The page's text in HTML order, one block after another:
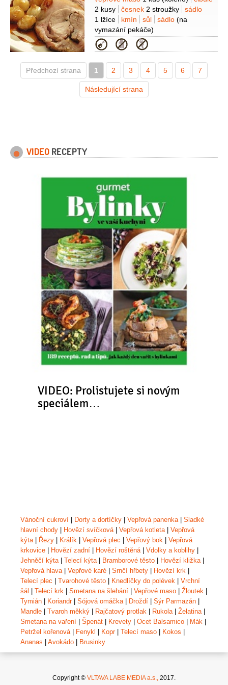
2 kusy
česnek 2 stroužky
sádlo
1 lžíce
kmín sůl sádlo (na
vymazání pekáče)
Kategorie
Předchozí strana 1 2 3 4 5 6 7
Následující strana
VIDEO RECEPTY
VIDEO: Prolistujete si novým
speciálem…
Vánoční cukroví Dorty a dortíčky Vepřová panenka| Sladké
hlavní chody
Hovězí svíčková| Vepřová kotleta| Vepřová
kýta| Řezy Králík Vepřová plec Vepřový bok
Vepřová
krkovice
Hovězí zadní Hovězí roštěná| Vdolky a koblihy
Jehněčí kýta| Telecí kýta| Bramborové těsto Hovězí kližka|
Vepřová hlava| Vepřové karé Srnčí hřbety Hovězí krk
Telecí plec
Tvarohové těsto Knedlíčky do polévek
Vrchní
šál
Telecí krk Smetana na šlehání Vepřové maso Žloutek
Tymián
Koriandr| Sójová omáčka| Droždí Sýr Parmazán
Mandle
Tvaroh měkký Rajčatový protlak Rukola| Želatina|
Smetana na vaření
Špenát Krevety Ocet Balsamico Mák
Petržel kořenová| Fenykl Kopr| Telecí maso Kokos
Ananas
Avokádo Brusinky
Copyright © VLTAVA LABE MEDIA a.s., 2017.